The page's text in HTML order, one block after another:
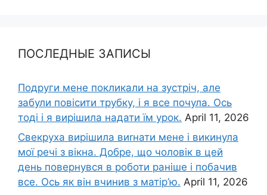
ПОСЛЕДНЫЕ ЗАПИСЫ
Подруги мене покликали на зустріч, але
забули повісити трубку, і я все почула. Ось
тоді і я вирішила надати їм урок. April 11, 2026
Свекруха вирішила виrнати мене і викинула
мої речі з вікна. Добре, що чоловік в цей
день повернувся в роботи раніше і побачив
все. Ось як він вчинив з матір’ю. April 11, 2026